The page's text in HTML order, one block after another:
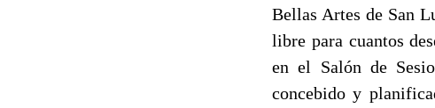
Bellas Artes de San
libre para cuantos
en el Salón de
concebido y